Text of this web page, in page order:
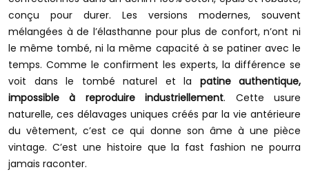
conçu pour durer. Les versions modernes, souvent
mélangées à de l’élasthanne pour plus de confort, n’ont ni
le même tombé, ni la même capacité à se patiner avec le
temps. Comme le confirment les experts, la différence se
voit dans le tombé naturel et la patine authentique,
impossible à reproduire industriellement. Cette usure
naturelle, ces délavages uniques créés par la vie antérieure
du vêtement, c’est ce qui donne son âme à une pièce
vintage. C’est une histoire que la fast fashion ne pourra
jamais raconter.